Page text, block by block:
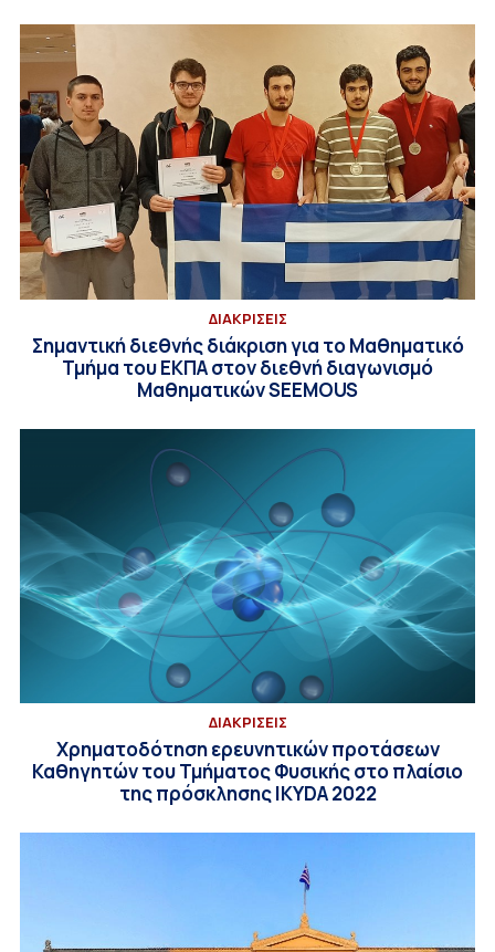
ΔΙΑΚΡΙΣΕΙΣ
Σημαντική διεθνής διάκριση για το Μαθηματικό
Τμήμα του ΕΚΠΑ στον διεθνή διαγωνισμό
Μαθηματικών SEEMOUS
ΔΙΑΚΡΙΣΕΙΣ
Χρηματοδότηση ερευνητικών προτάσεων
Καθηγητών του Τμήματος Φυσικής στο πλαίσιο
της πρόσκλησης IKYDA 2022